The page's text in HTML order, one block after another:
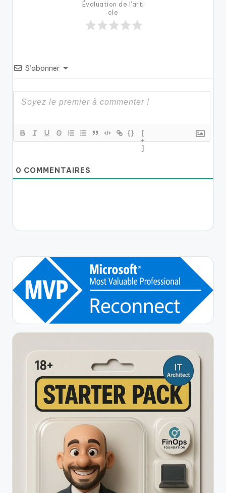
Évaluation de l'arti
cle
S’abonner
{}
[
+
]
0 COMMENTAIRES